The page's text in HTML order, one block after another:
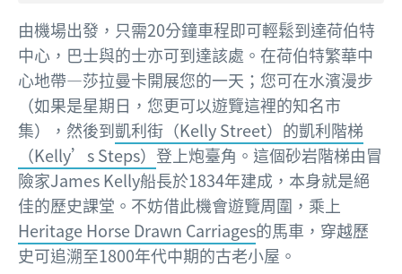
由機場出發，只需20分鐘車程即可輕鬆到達荷伯特
中心，巴士與的士亦可到達該處。在荷伯特繁華中
心地帶—莎拉曼卡開展您的一天；您可在水濱漫步
（如果是星期日，您更可以遊覽這裡的知名市
集），然後到凱利街（Kelly Street）的凱利階梯
（Kelly’s Steps） 登上炮臺角。這個砂岩階梯由冒
險家James Kelly船長於1834年建成，本身就是絕
佳的歷史課堂。不妨借此機會遊覽周圍，乘上
Heritage Horse Drawn Carriages的馬車，穿越歷
史可追溯至1800年代中期的古老小屋。